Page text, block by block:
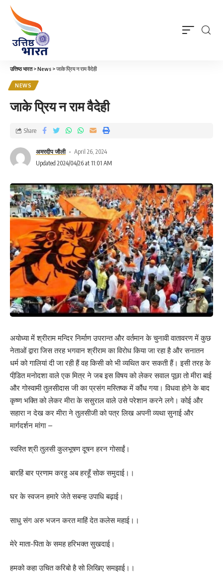
उत्तिष्ठ भारत>News >जाके प्रिय न राम वैदेही
NEWS
जाके प्रिय न राम वैदेही
अमरदीप जौली
April 26, 2024
Updated 2024/04/26 at 11:01 AM
Share
अयोध्या में श्रीराम मन्दिर निर्माण उपरान्त और वर्तमान के चुनावी वातावरण में कुछ
नेताओं द्वारा जिस तरह भगवान श्रीराम का विरोध किया जा रहा है और सनातन
धर्म को गालियां दी जा रही हैं वह किसी को भी व्यथित कर सकती हैं। इसी तरह के
पीडि़त मनोदशा वाले एक मित्र ने जब इस विषय को लेकर सवाल पूछा तो मीरा बाई
और गोस्वामी तुलसीदास जी का प्रसंग मस्तिष्क में कौंध गया। विधवा होने के बाद
कृष्ण भक्ति को लेकर मीरा के ससुराल वाले उसे परेशान करने लगे। कोई और
सहारा न देख कर मीरा ने तुलसीजी को पत्र लिख अपनी व्यथा सुनाई और
मार्गदर्शन मांगा –
स्वस्ति श्री तुलसी कुलभूषण दूषन हरन गोसाईं।
बारहिं बार प्रणाम करहु अब हरहूँ सोक समुदाई।।
घर के स्वजन हमारे जेते सबन्ह उपाधि बढ़ाई।
साधु संग अरु भजन करत माहिं देत कलेस महाई।।
मेरे माता-पिता के समह हरिभक्त सुखदाई।
हमको कहा उचित करिबो है सो लिखिए समझाई।।